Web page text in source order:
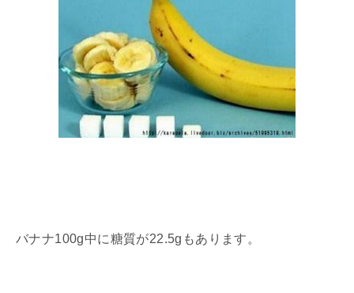
バナナ100g中に糖質が22.5gもあります。